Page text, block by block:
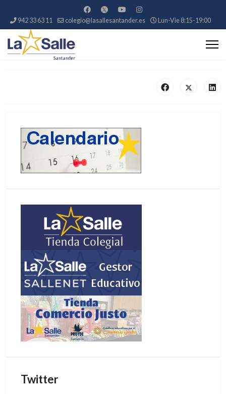
942 33 63 11 colegio@lasallesantander.es Lun-Vie 8:15-19:00
Twitter